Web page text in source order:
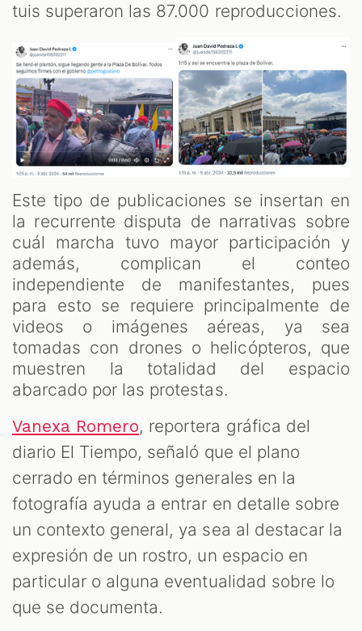
tuis superaron las 87.000 reproducciones.
Este tipo de publicaciones se insertan en
la recurrente disputa de narrativas sobre
cuál marcha tuvo mayor participación y
además, complican el conteo
independiente de manifestantes, pues
para esto se requiere principalmente de
videos o imágenes aéreas, ya sea
tomadas con drones o helicópteros, que
muestren la totalidad del espacio
abarcado por las protestas.
Vanexa Romero, reportera gráfica del
diario El Tiempo, señaló que el plano
cerrado en términos generales en la
fotografía ayuda a entrar en detalle sobre
un contexto general, ya sea al destacar la
expresión de un rostro, un espacio en
particular o alguna eventualidad sobre lo
que se documenta.